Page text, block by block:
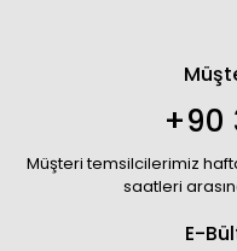
+90
Müşteri temsilcilerimiz
saatleri
E-